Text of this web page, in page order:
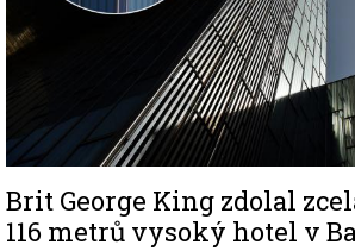
Brit George King zdolal
116 metrů vysoký hotel v